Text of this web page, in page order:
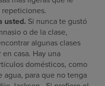
repeticiones.
usted. Si nunca te gustó
o de la clase,
algunas clases
casa. Hay una
domésticos, como
agua, para que no tenga